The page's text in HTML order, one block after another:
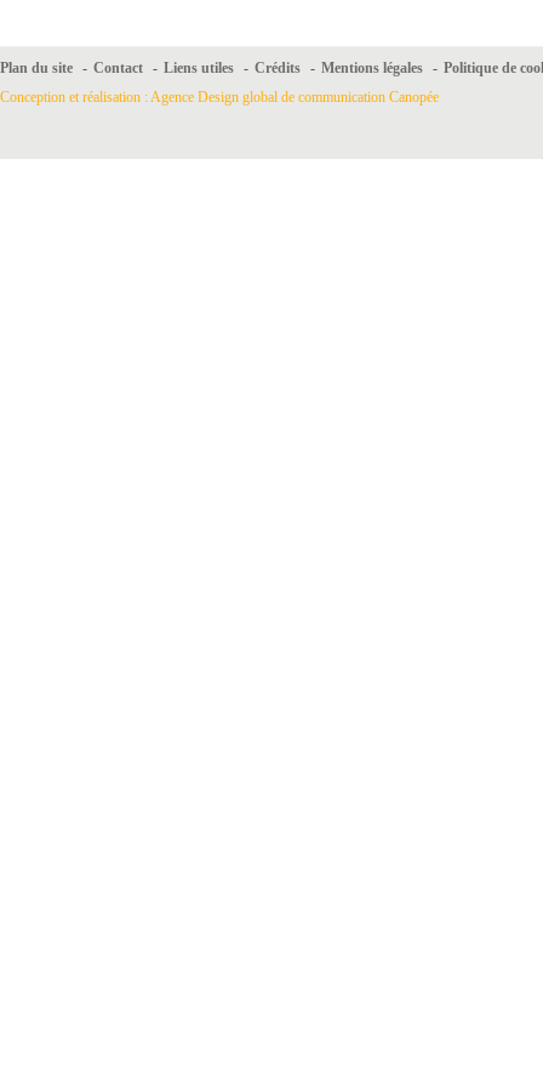
Plan du site - Contact - Liens utiles - Crédits - Mentions légales - Politique de
Conception et réalisation : Agence Design global de communication Canopée